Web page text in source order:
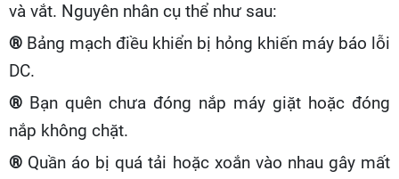
và vắt. Nguyên nhân cụ thể như sau:
® Bảng mạch điều khiển bị hỏng khiến máy báo lỗi
DC.
® Bạn quên chưa đóng nắp máy giặt hoặc đóng
nắp không chặt.
® Quần áo bị quá tải hoặc xoắn vào nhau gây mất